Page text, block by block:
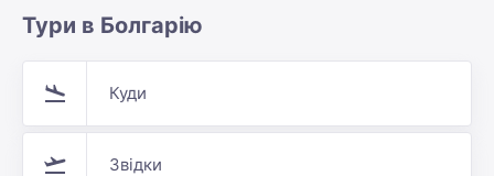
Тури в Болгарію
Куди
Звідки